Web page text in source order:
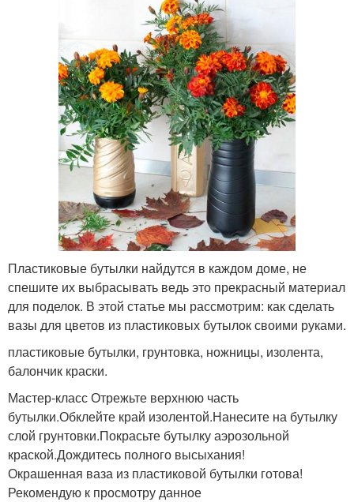
Пластиковые бутылки найдутся в каждом доме, не
спешите их выбрасывать ведь это прекрасный материал
для поделок. В этой статье мы рассмотрим: как сделать
вазы для цветов из пластиковых бутылок своими руками.
пластиковые бутылки, грунтовка, ножницы, изолента,
балончик краски.
Мастер-класс Отрежьте верхнюю часть
бутылки.Обклейте край изолентой.Нанесите на бутылку
слой грунтовки.Покрасьте бутылку аэрозольной
краской.Дождитесь полного высыхания!
Окрашенная ваза из пластиковой бутылки готова!
Рекомендую к просмотру данное